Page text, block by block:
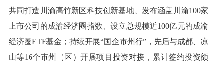
共同打造川渝高竹新区科技创新基地、发布涵盖川渝100家
上市公司的成渝经济圈指数、设立总规模近100亿元的成渝
经济圈ETF基金；持续开展“国企市州行”，先后与成都、凉
山等16个市州（区）开展项目投资对接，累计签约投资额